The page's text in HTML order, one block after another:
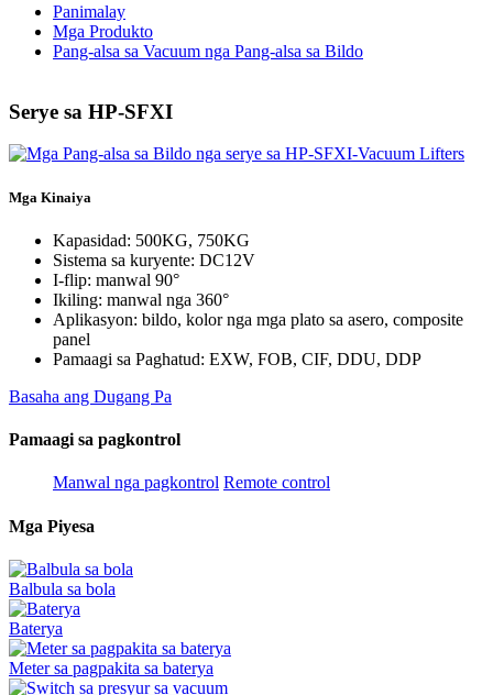
Panimalay
Mga Produkto
Pang-alsa sa Vacuum nga Pang-alsa sa Bildo
Serye sa HP-SFXI
Mga Kinaiya
Kapasidad: 500KG, 750KG
Sistema sa kuryente: DC12V
I-flip: manwal 90°
Ikiling: manwal nga 360°
Aplikasyon: bildo, kolor nga mga plato sa asero, composite
panel
Pamaagi sa Paghatud: EXW, FOB, CIF, DDU, DDP
Basaha ang Dugang Pa
Pamaagi sa pagkontrol
Manwal nga pagkontrol Remote control
Mga Piyesa
Balbula sa bola
Baterya
Meter sa pagpakita sa baterya